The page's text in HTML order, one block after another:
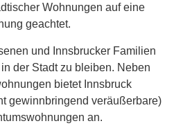
Wohnungen auf eine
geachtet.
und Innsbrucker Familien
der Stadt zu bleiben. Neben
bietet Innsbruck
gewinnbringend veräußerbare)
an.